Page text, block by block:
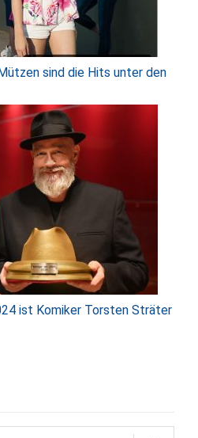
sind die Hits unter den
ist Komiker Torsten Sträter